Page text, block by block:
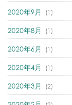
2020年9月 (1)
2020年8月 (1)
2020年6月 (1)
2020年4月 (1)
2020年3月 (2)